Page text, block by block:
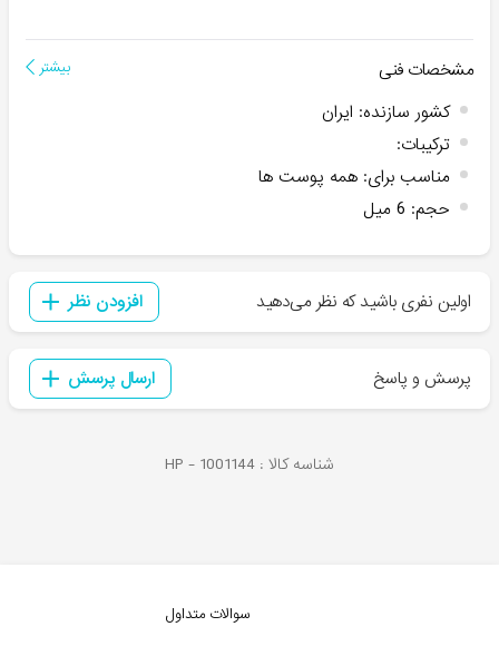
مشخصات فنی بیشتر
کشور سازنده: ایران
ترکیبات:
مناسب برای: همه پوست ها
حجم: 6 میل
اولین نفری باشید که نظر می‌دهید افزودن نظر
پرسش و پاسخ ارسال پرسش
شناسه کالا : HP - 1001144
سوالات متداول